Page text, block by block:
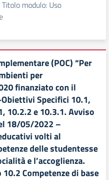
modulo: Uso
(POC) “Per
per
finanziato con il
Specifici 10.1,
10.2.2 e 10.3.1. Avviso
18/05/2022 –
volti al
delle studentesse
e l’accoglienza.
Competenze di base